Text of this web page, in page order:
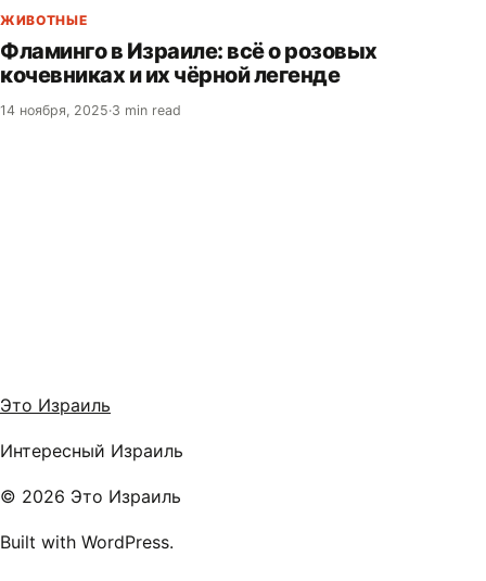
ЖИВОТНЫЕ
Фламинго в Израиле: всё о розовых
кочевниках и их чёрной легенде
14 ноября, 2025·3 min read
Это Израиль
Интересный Израиль
© 2026 Это Израиль
Built with WordPress.